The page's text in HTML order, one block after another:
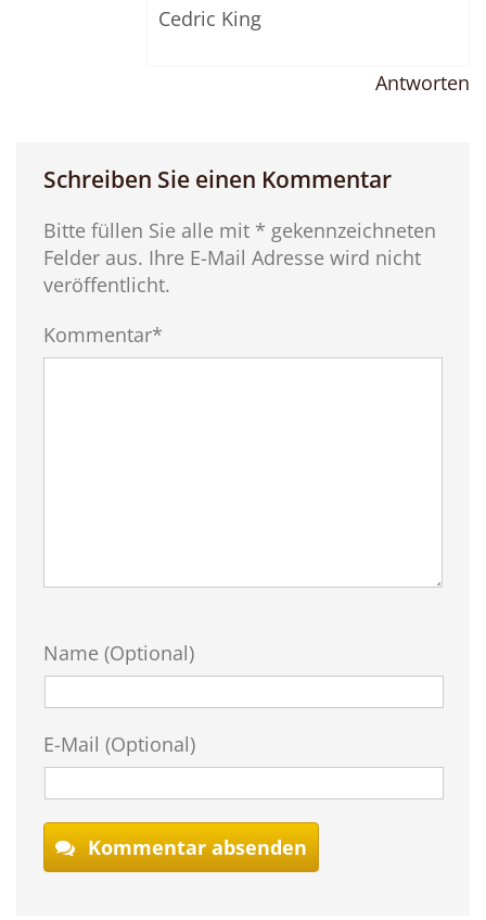
Cedric King
Antworten
Schreiben Sie einen Kommentar
Bitte füllen Sie alle mit * gekennzeichneten
Felder aus. Ihre E-Mail Adresse wird nicht
veröffentlicht.
Kommentar*
Name (Optional)
E-Mail (Optional)
Kommentar absenden